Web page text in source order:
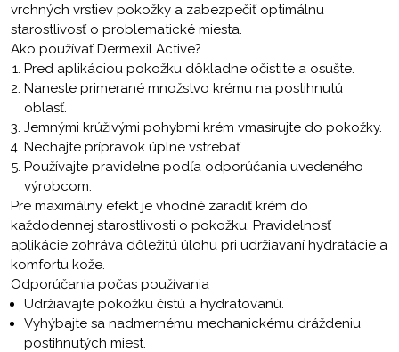
vrchných vrstiev pokožky a zabezpečiť optimálnu
starostlivosť o problematické miesta.
Ako používať Dermexil Active?
Pred aplikáciou pokožku dôkladne očistite a osušte.
Naneste primerané množstvo krému na postihnutú
oblasť.
Jemnými krúživými pohybmi krém vmasírujte do pokožky.
Nechajte prípravok úplne vstrebať.
Používajte pravidelne podľa odporúčania uvedeného
výrobcom.
Pre maximálny efekt je vhodné zaradiť krém do
každodennej starostlivosti o pokožku. Pravidelnosť
aplikácie zohráva dôležitú úlohu pri udržiavaní hydratácie a
komfortu kože.
Odporúčania počas používania
Udržiavajte pokožku čistú a hydratovanú.
Vyhýbajte sa nadmernému mechanickému dráždeniu
postihnutých miest.